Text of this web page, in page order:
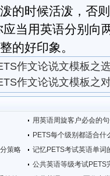
的时候活泼，否
当用英语分别向
的好印象。
作文论说文模板之
作文论说文模板之
用英语周旋客户必会的
PETS每个级别都适合什
策略
记忆PETS考试英语单词
公共英语等级考试PETS